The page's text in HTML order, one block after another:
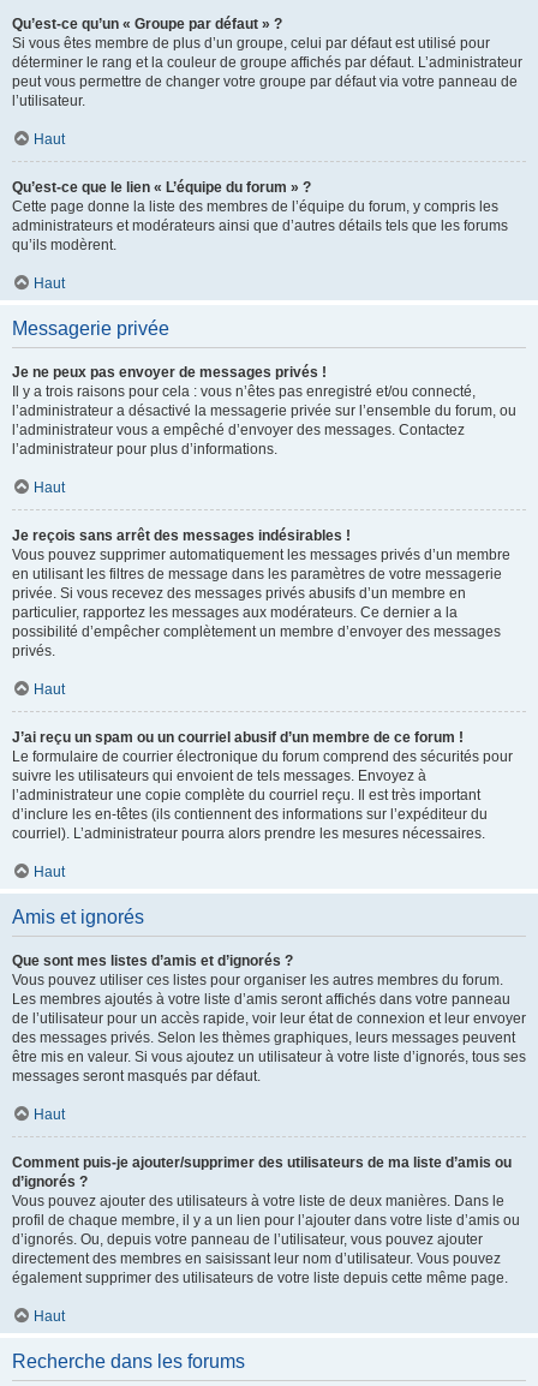
Qu’est-ce qu’un « Groupe par défaut » ?
Si vous êtes membre de plus d’un groupe, celui par défaut est utilisé pour
déterminer le rang et la couleur de groupe affichés par défaut. L’administrateur
peut vous permettre de changer votre groupe par défaut via votre panneau de
l’utilisateur.
Haut
Qu’est-ce que le lien « L’équipe du forum » ?
Cette page donne la liste des membres de l’équipe du forum, y compris les
administrateurs et modérateurs ainsi que d’autres détails tels que les forums
qu’ils modèrent.
Haut
Messagerie privée
Je ne peux pas envoyer de messages privés !
Il y a trois raisons pour cela : vous n’êtes pas enregistré et/ou connecté,
l’administrateur a désactivé la messagerie privée sur l’ensemble du forum, ou
l’administrateur vous a empêché d’envoyer des messages. Contactez
l’administrateur pour plus d’informations.
Haut
Je reçois sans arrêt des messages indésirables !
Vous pouvez supprimer automatiquement les messages privés d’un membre
en utilisant les filtres de message dans les paramètres de votre messagerie
privée. Si vous recevez des messages privés abusifs d’un membre en
particulier, rapportez les messages aux modérateurs. Ce dernier a la
possibilité d’empêcher complètement un membre d’envoyer des messages
privés.
Haut
J’ai reçu un spam ou un courriel abusif d’un membre de ce forum !
Le formulaire de courrier électronique du forum comprend des sécurités pour
suivre les utilisateurs qui envoient de tels messages. Envoyez à
l’administrateur une copie complète du courriel reçu. Il est très important
d’inclure les en-têtes (ils contiennent des informations sur l’expéditeur du
courriel). L’administrateur pourra alors prendre les mesures nécessaires.
Haut
Amis et ignorés
Que sont mes listes d’amis et d’ignorés ?
Vous pouvez utiliser ces listes pour organiser les autres membres du forum.
Les membres ajoutés à votre liste d’amis seront affichés dans votre panneau
de l’utilisateur pour un accès rapide, voir leur état de connexion et leur envoyer
des messages privés. Selon les thèmes graphiques, leurs messages peuvent
être mis en valeur. Si vous ajoutez un utilisateur à votre liste d’ignorés, tous ses
messages seront masqués par défaut.
Haut
Comment puis-je ajouter/supprimer des utilisateurs de ma liste d’amis ou
d’ignorés ?
Vous pouvez ajouter des utilisateurs à votre liste de deux manières. Dans le
profil de chaque membre, il y a un lien pour l’ajouter dans votre liste d’amis ou
d’ignorés. Ou, depuis votre panneau de l’utilisateur, vous pouvez ajouter
directement des membres en saisissant leur nom d’utilisateur. Vous pouvez
également supprimer des utilisateurs de votre liste depuis cette même page.
Haut
Recherche dans les forums